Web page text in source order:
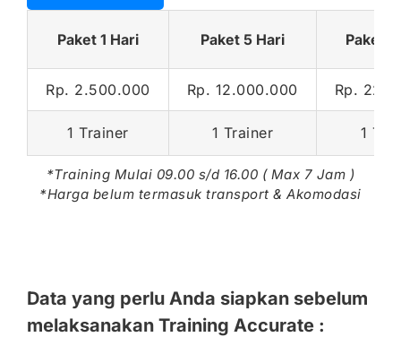
Paket 1 Hari Paket 5 Hari Paket
Rp. 2.500.000 Rp. 12.000.000 Rp.
1 Trainer 1 Trainer 1
*Training Mulai 09.00 s/d 16.00 ( Max 7 Jam )
*Harga belum termasuk transport & Akomodasi
Data yang perlu Anda siapkan sebelum
melaksanakan Training Accurate :